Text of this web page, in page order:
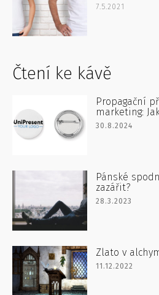
7.5.2021
Čtení ke kávě
Propagační
marketing:
30.8.2024
Pánské
zazářit?
28.3.2023
Zlato v
11.12.2022